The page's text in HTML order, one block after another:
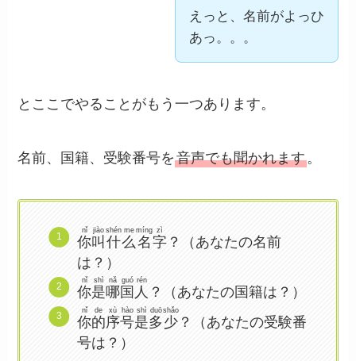
えっと、名前がよっひ
あっ。。。
とここでやることがもう一つあります。
名前、国籍、受験番号を音声でも聞かれます。
你
nǐ
叫
jiào
什
shén
么
me
名
míng
字
zì
？（あなたの名前
は？）
你
nǐ
是
shì
哪
nǎ
国
guó
人
rén
？（あなたの国籍は？）
你
nǐ
的
de
序
xù
号
hào
是
shì
多
duō
少
shǎo
？（あなたの受験番
号は？）